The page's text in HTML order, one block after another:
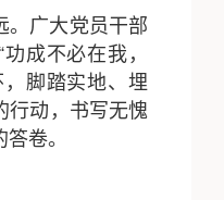
。广大党员干部
成不必在我，
脚踏实地、埋
行动，书写无愧
卷。